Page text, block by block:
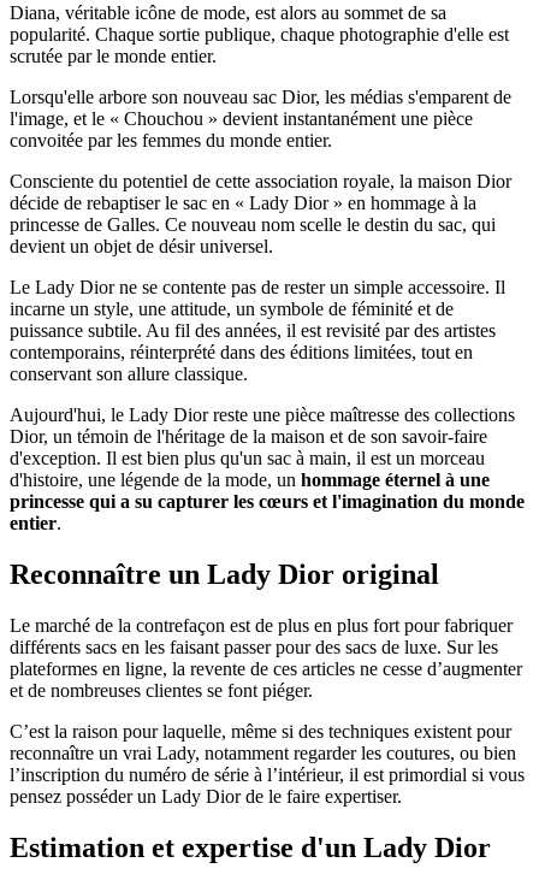
Diana, véritable icône de mode, est alors au sommet de sa
popularité. Chaque sortie publique, chaque photographie d'elle est
scrutée par le monde entier.
Lorsqu'elle arbore son nouveau sac Dior, les médias s'emparent de
l'image, et le « Chouchou » devient instantanément une pièce
convoitée par les femmes du monde entier.
Consciente du potentiel de cette association royale, la maison Dior
décide de rebaptiser le sac en « Lady Dior » en hommage à la
princesse de Galles. Ce nouveau nom scelle le destin du sac, qui
devient un objet de désir universel.
Le Lady Dior ne se contente pas de rester un simple accessoire. Il
incarne un style, une attitude, un symbole de féminité et de
puissance subtile. Au fil des années, il est revisité par des artistes
contemporains, réinterprété dans des éditions limitées, tout en
conservant son allure classique.
Aujourd'hui, le Lady Dior reste une pièce maîtresse des collections
Dior, un témoin de l'héritage de la maison et de son savoir-faire
d'exception. Il est bien plus qu'un sac à main, il est un morceau
d'histoire, une légende de la mode, un hommage éternel à une
princesse qui a su capturer les cœurs et l'imagination du monde
entier.
Reconnaître un Lady Dior original
Le marché de la contrefaçon est de plus en plus fort pour fabriquer
différents sacs en les faisant passer pour des sacs de luxe. Sur les
plateformes en ligne, la revente de ces articles ne cesse d’augmenter
et de nombreuses clientes se font piéger.
C’est la raison pour laquelle, même si des techniques existent pour
reconnaître un vrai Lady, notamment regarder les coutures, ou bien
l’inscription du numéro de série à l’intérieur, il est primordial si vous
pensez posséder un Lady Dior de le faire expertiser.
Estimation et expertise d'un Lady Dior